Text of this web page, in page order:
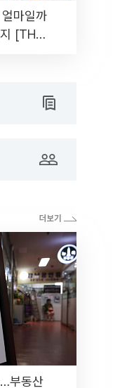
마일까
[THE
부동산